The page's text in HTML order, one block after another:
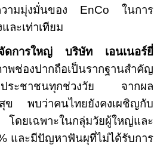
ามมุ่งมั่นของ EnCo ในการ
ละเท่าเทียม
ดการใหญ่ บริษัท เอนเนอร์ยี่
พช่องปากถือเป็นรากฐานสำคัญ
ประชาชนทุกช่วงวัย จากผล
ข พบว่าคนไทยยังคงเผชิญกับ
ดยเฉพาะในกลุ่มวัยผู้ใหญ่และ
และมีปัญหาฟันผุที่ไม่ได้รับการ